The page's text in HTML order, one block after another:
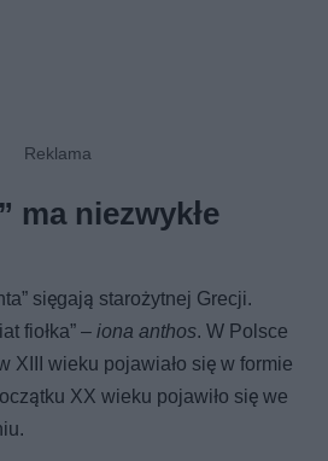
ma niezwykłe
sięgają starożytnej Grecji.
fiołka” –iona anthos. W Polsce
XIII wieku pojawiało się w formie
XX wieku pojawiło się we